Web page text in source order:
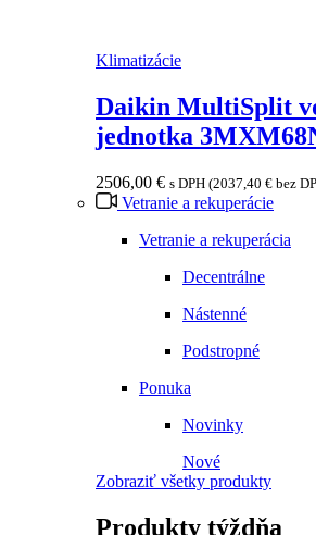
Klimatizácie
Daikin MultiSplit
jednotka
2506,00 € s DPH (2037,40 € bez
Vetranie a rekuperácie
Vetranie a rekuperácia
Decentrálne
Nástenné
Podstropné
Ponuka
Novinky
Nové
Zobraziť všetky produkty
Produkty týždňa